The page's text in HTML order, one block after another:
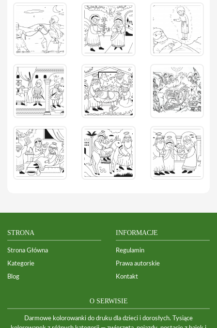
STRONA
Strona Główna
Kategorie
Blog
INFORMACJE
Regulamin
Prawa autorskie
Kontakt
O SERWISIE
Darmowe kolorowanki do druku dla dzieci i dorosłych. Tysiące